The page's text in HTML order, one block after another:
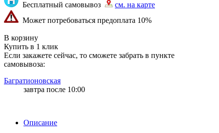
Бесплатный самовывоз
см. на карте
Может потребоваться предоплата 10%
В корзину
Купить в 1 клик
Если закажете сейчас, то сможете забрать в пункте
самовывоза:
Багратионовская
завтра после 10:00
Описание